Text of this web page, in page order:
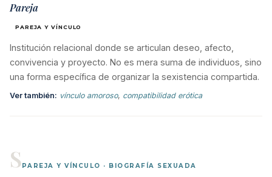
Pareja
PAREJA Y VÍNCULO
Institución relacional donde se articulan deseo, afecto,
convivencia y proyecto. No es mera suma de individuos, sino
una forma específica de organizar la sexistencia compartida.
Ver también: vínculo amoroso, compatibilidad erótica
SPAREJA Y VÍNCULO · BIOGRAFÍA SEXUADA